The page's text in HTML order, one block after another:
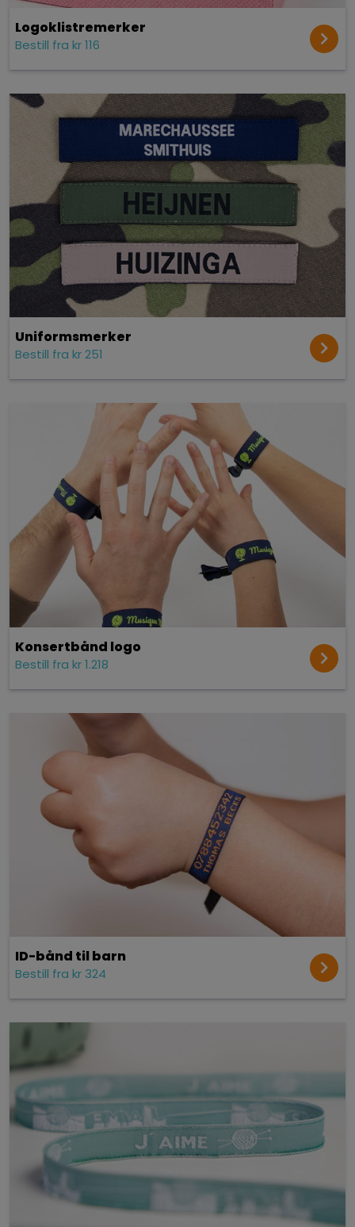
Logoklistremerker
Bestill fra kr 116
Uniformsmerker
Bestill fra kr 251
Konsert­bånd logo
Bestill fra kr 1.218
ID-bånd til barn
Bestill fra kr 324